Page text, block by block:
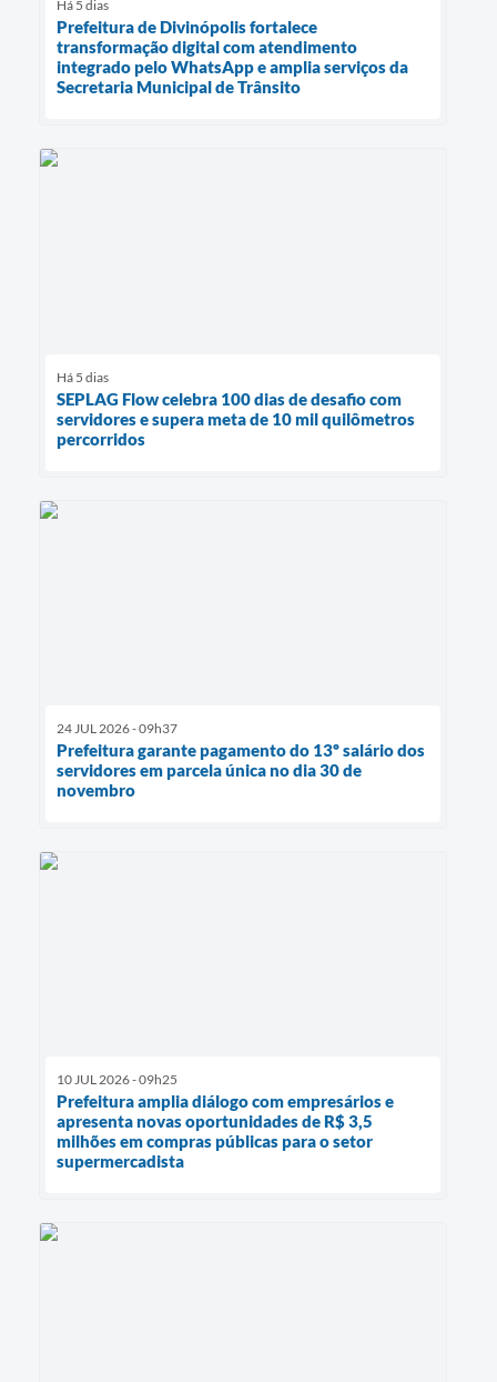
Há 5 dias
Prefeitura de Divinópolis fortalece
transformação digital com atendimento
integrado pelo WhatsApp e amplia serviços da
Secretaria Municipal de Trânsito
Há 5 dias
SEPLAG Flow celebra 100 dias de desafio com
servidores e supera meta de 10 mil quilômetros
percorridos
24 JUL 2026 - 09h37
Prefeitura garante pagamento do 13º salário dos
servidores em parcela única no dia 30 de
novembro
10 JUL 2026 - 09h25
Prefeitura amplia diálogo com empresários e
apresenta novas oportunidades de R$ 3,5
milhões em compras públicas para o setor
supermercadista